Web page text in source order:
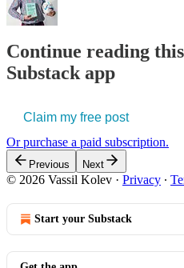
Continue reading
Substack app
Claim my free post
Or purchase a paid subscription.
Previous Next
© 2026 Vassil Kolev · Privacy ∙
Start your Substack